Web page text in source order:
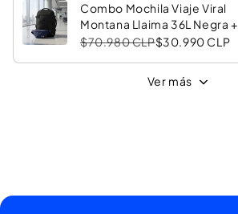
Combo Mochila Viaje Viral
Montana Llaima 36L Negra +
Banano Oracle Red Bull
$70.980 CLP$30.990 CLP
Ver más